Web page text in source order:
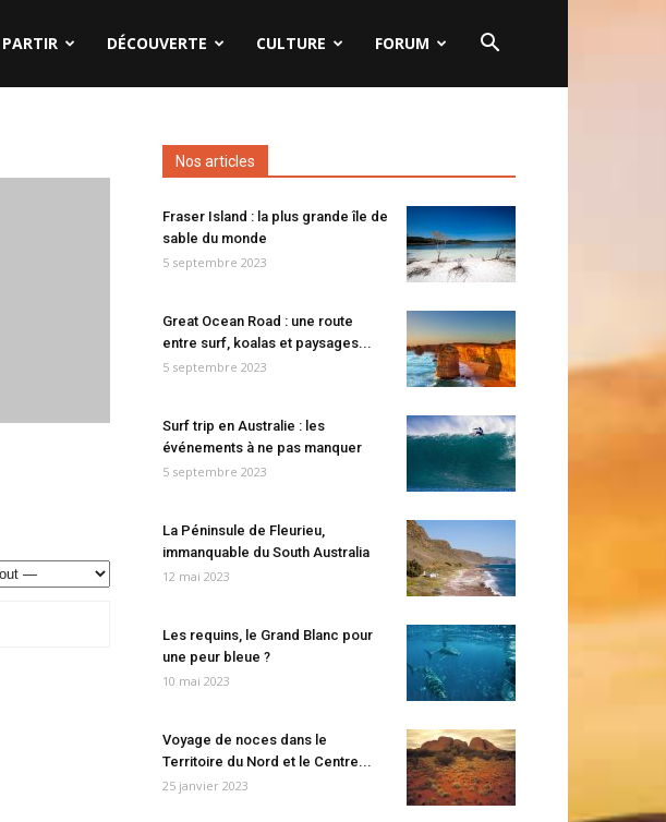
PARTIR DÉCOUVERTE CULTURE FORUM
Nos articles
Fraser Island : la plus grande île de
sable du monde
5 septembre 2023
Great Ocean Road : une route
entre surf, koalas et paysages...
5 septembre 2023
Surf trip en Australie : les
événements à ne pas manquer
5 septembre 2023
La Péninsule de Fleurieu,
immanquable du South Australia
12 mai 2023
Les requins, le Grand Blanc pour
une peur bleue ?
10 mai 2023
Voyage de noces dans le
Territoire du Nord et le Centre...
25 janvier 2023